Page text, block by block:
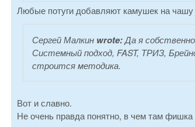
Любые потуги добавляют камушек на
Сергей Малкин wrote:Да я
Системный подход, FAST, ТРИЗ,
строится методика.
Вот и славно.
Не очень правда понятно, в чем там фишка